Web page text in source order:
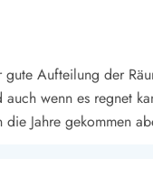
Esmark Vejers
gute Aufteilung der
wenn es regnet
Jahre gekommen